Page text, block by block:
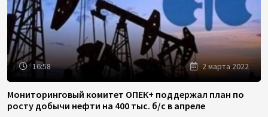
16:58 2 марта 2022
Мониторинговый комитет ОПЕК+ поддержал план по
росту добычи нефти на 400 тыс. б/с в апреле